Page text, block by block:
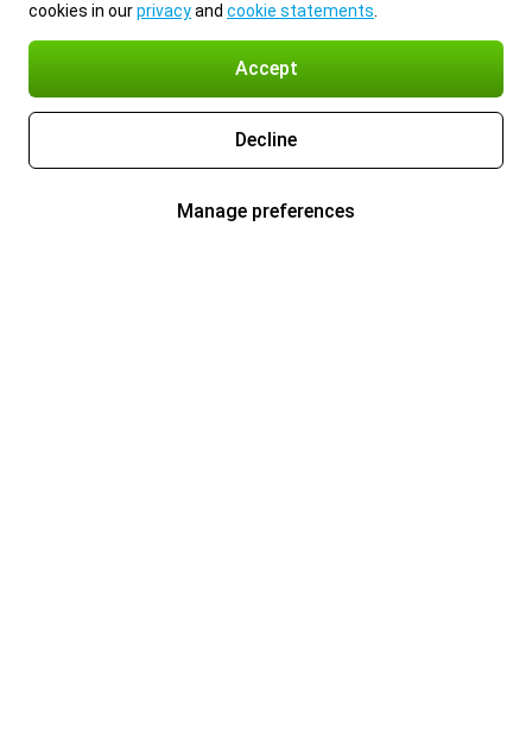
cookies in ourprivacyand cookie statements
Accept
Decline
Manage preferences